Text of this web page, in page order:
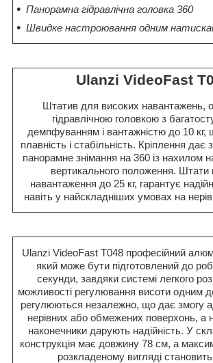
Панорамна гідравлічна головка 360
Швидке настроювання одним
Ulanzi VideoFast
Штатив для високих навантажень,
гідравлічною головкою з
демпфуванням і вантажністю до 10 кг,
плавність і стабільність. Кріплення дає
панорамне знімання на 360 із нахилом
вертикального положення. Штати
навантаження до 25 кг, гарантує
навіть у найскладніших умовах на
Ulanzi VideoFast T048 професійний
який може бути підготовлений до
секунди, завдяки системі легкого
можливості регулювання висоти одним
регулюються незалежно, що дає змогу
нерівних або обмежених поверхонь, а
наконечники дарують надійність. У
конструкція має довжину 78 см, а
розкладеному вигляді